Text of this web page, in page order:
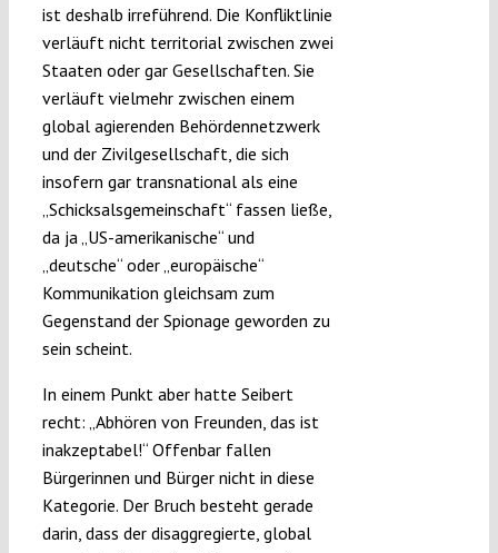
ist deshalb irreführend. Die Konfliktlinie
verläuft nicht territorial zwischen zwei
Staaten oder gar Gesellschaften. Sie
verläuft vielmehr zwischen einem
global agierenden Behördennetzwerk
und der Zivilgesellschaft, die sich
insofern gar transnational als eine
„Schicksalsgemeinschaft“ fassen ließe,
da ja „US-amerikanische“ und
„deutsche“ oder „europäische“
Kommunikation gleichsam zum
Gegenstand der Spionage geworden zu
sein scheint.
In einem Punkt aber hatte Seibert
recht: „Abhören von Freunden, das ist
inakzeptabel!“ Offenbar fallen
Bürgerinnen und Bürger nicht in diese
Kategorie. Der Bruch besteht gerade
darin, dass der disaggregierte, global